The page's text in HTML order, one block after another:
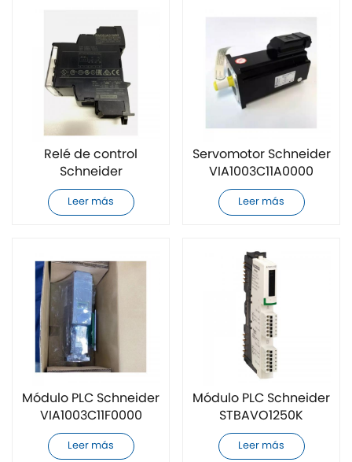
Relé de control
Schneider
RM35JA31MW
completamente
Leer más
Servomotor Schneider
VIA1003C11A0000
completamente
nuevo
Leer más
Módulo PLC Schneider
VIA1003C11F0000
completamente
nuevo
Leer más
Módulo PLC Schneider
STBAVO1250K
completamente
nuevo
Leer más